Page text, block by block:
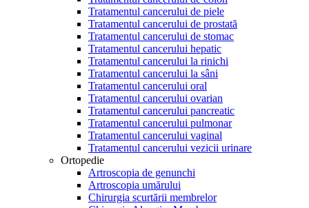
Tratamentul cancerului de piele
Tratamentul cancerului de prostată
Tratamentul cancerului de stomac
Tratamentul cancerului hepatic
Tratamentul cancerului la rinichi
Tratamentul cancerului la sâni
Tratamentul cancerului oral
Tratamentul cancerului ovarian
Tratamentul cancerului pancreatic
Tratamentul cancerului pulmonar
Tratamentul cancerului vaginal
Tratamentul cancerului vezicii urinare
Ortopedie
Artroscopia de genunchi
Artroscopia umărului
Chirurgia scurtării membrelor